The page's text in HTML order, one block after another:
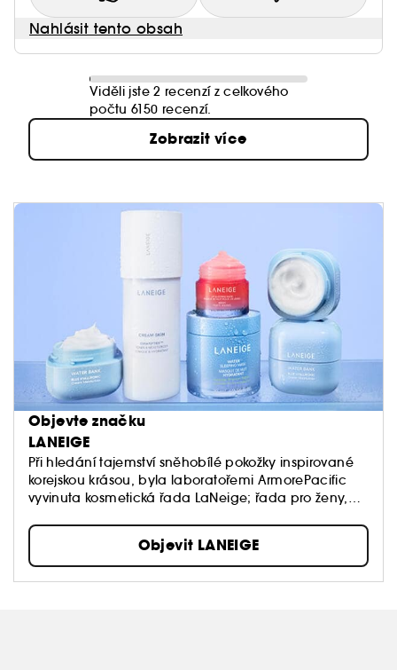
Nahlásit tento obsah
Viděli jste 2 recenzí z celkového
počtu 6150 recenzí.
Zobrazit více
Objevte značku
LANEIGE
Při hledání tajemství sněhobílé pokožky inspirované
korejskou krásou, byla laboratořemi ArmorePacific
vyvinuta kosmetická řada LaNeige; řada pro ženy,
podpořit její zářivost. A tajemství LaNeige? Himalájská
voda. Tato řada produktů je obohacena vodou
získanou z himalájských ledovců, díky které
*pefrektně hydratovaná* pokožka zůstává rozzářená
Objevit LANEIGE